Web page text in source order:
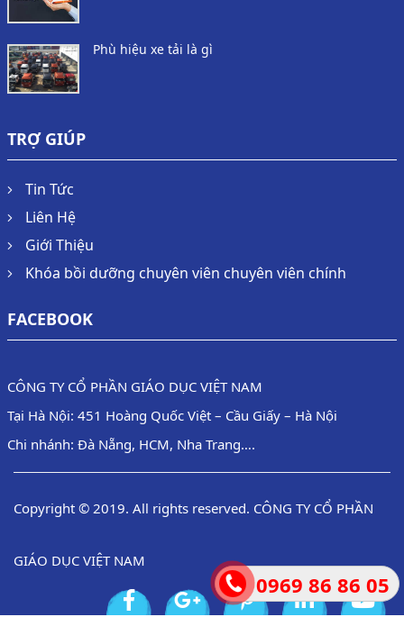
0969 86 86 05
Phù hiệu xe tải là gì
TRỢ GIÚP
Tin Tức
Liên Hệ
Giới Thiệu
Khóa bồi dưỡng chuyên viên chuyên viên chính
FACEBOOK
CÔNG TY CỔ PHẦN GIÁO DỤC VIỆT NAM
Tại Hà Nội: 451 Hoàng Quốc Việt – Cầu Giấy – Hà Nội
Chi nhánh: Đà Nẵng, HCM, Nha Trang….
Copyright © 2019. All rights reserved. CÔNG TY CỔ PHẦN
GIÁO DỤC VIỆT NAM